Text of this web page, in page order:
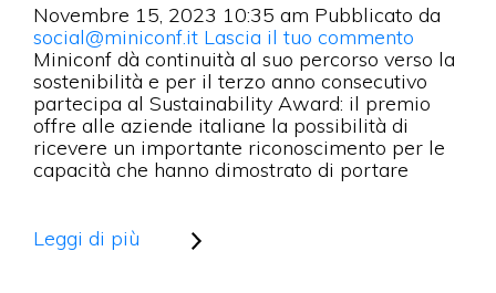
Novembre 15, 2023 10:35 am Pubblicato da
social@miniconf.it Lascia il tuo commento
Miniconf dà continuità al suo percorso verso la
sostenibilità e per il terzo anno consecutivo
partecipa al Sustainability Award: il premio
offre alle aziende italiane la possibilità di
ricevere un importante riconoscimento per le
capacità che hanno dimostrato di portare
Leggi di più